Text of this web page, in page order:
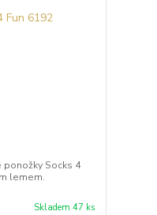
Socks 4
lemem.
Skladem 47 ks